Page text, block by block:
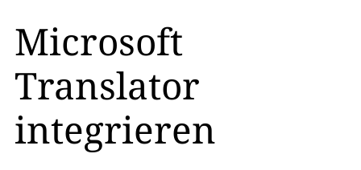
Microsoft
Translator
integrieren